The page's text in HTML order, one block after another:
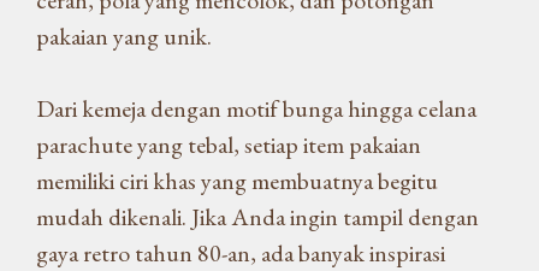
pakaian yang unik.
Dari kemeja dengan motif bunga hingga celana
parachute yang tebal, setiap item pakaian
memiliki ciri khas yang membuatnya begitu
mudah dikenali. Jika Anda ingin tampil dengan
gaya retro tahun 80-an, ada banyak inspirasi